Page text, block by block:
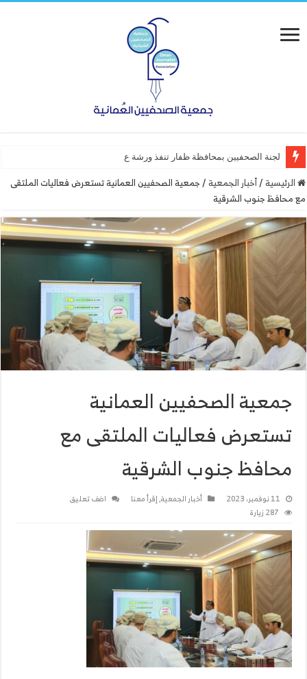
لجنة الصحفيين بمحافظة ظفار تنفذ ورشة عمل “أساسيات التصم
الرئيسية /أخبار الجمعية /جمعية الصحفيين العمانية تستعرض فعاليات الملتقى
مع محافظ جنوب الشرقية
جمعية الصحفيين العمانية
تستعرض فعاليات الملتقى مع
محافظ جنوب الشرقية
11 نوفمبر، 2023 أخبار الجمعية,إقرأ معنا
اضف تعليق
287 زيارة